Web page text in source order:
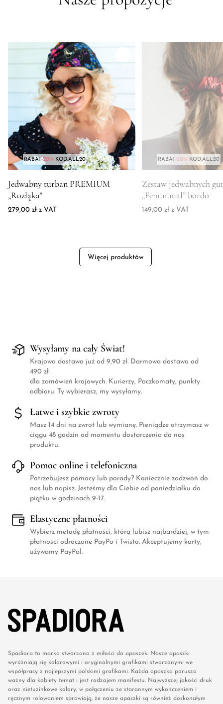
RABAT-20% KOD:ALL20
Jedwabny turban PREMIUM
„Rozłąka”
279,00 zł z VAT
RABAT -20% KOD:ALL20
Zestaw jedwabnych
„Feminimal” bordo
149,00 zł z VAT
Więcej produktów
Wysyłamy na cały Świat!
Krajowa dostawa już od 9,90 zł. Darmowa dostawa od
490 zł
dla zamówień krajowych. Kurierzy, Paczkomaty, punkty
odbioru. Ty wybierasz, my wysyłamy.
Łatwe i szybkie zwroty
Masz 14 dni na zwrot lub wymianę. Pieniądze otrzymasz w
ciągu 48 godzin od momentu dostarczenia do nas
produktu.
Pomoc online i telefoniczna
Potrzebujesz pomocy lub porady? Koniecznie zadzwoń do
nas lub napisz. Jesteśmy dla Ciebie od poniedziałku do
piątku w godzinach 9-17.
Elastyczne płatności
Wybierz metodę płatności, którą lubisz najbardziej, w tym
płatności odroczone PayPo i Twisto. Akceptujemy karty,
używamy PayPal.
Spadiora to marka stworzona z miłości do apaszek. Nasze apaszki
wyróżniają się kolorowymi i oryginalnymi grafikami stworzonymi we
współpracy z najlepszymi polskimi grafikami. Każda apaszka porusza
ważny dla kobiety temat i jest rodzajem manifestu. Najwyższej jakości druk
oraz nietuzinkowe kolory, w połączeniu ze starannym wykończeniem i
ręcznym rolowaniem sprawiają, że nasze apaszki są również doskonałym